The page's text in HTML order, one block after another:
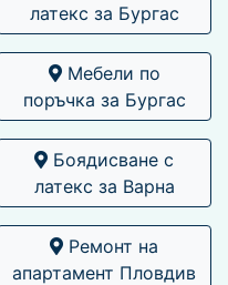
латекс за Бургас
Мебели по
поръчка за Бургас
Боядисване с
латекс за Варна
Ремонт на
апартамент Пловдив